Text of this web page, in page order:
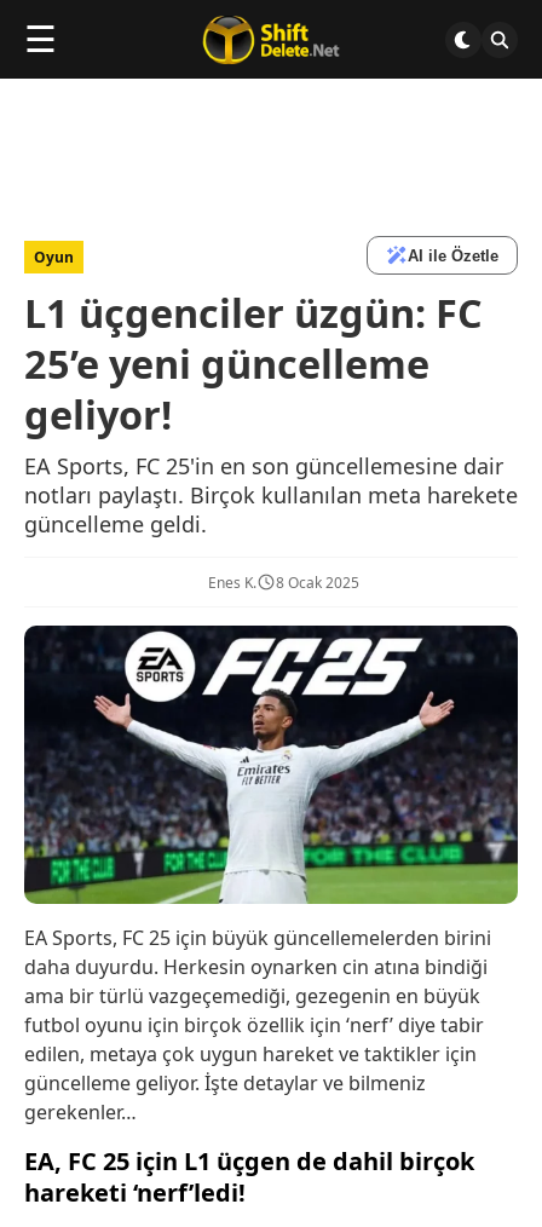
☰
Oyun AI ile Özetle
L1 üçgenciler üzgün: FC
25’e yeni güncelleme
geliyor!
EA Sports, FC 25'in en son güncellemesine dair
notları paylaştı. Birçok kullanılan meta harekete
güncelleme geldi.
Enes K. 8 Ocak 2025
EA Sports, FC 25 için büyük güncellemelerden birini
daha duyurdu. Herkesin oynarken cin atına bindiği
ama bir türlü vazgeçemediği, gezegenin en büyük
futbol oyunu için birçok özellik için ‘nerf’ diye tabir
edilen, metaya çok uygun hareket ve taktikler için
güncelleme geliyor. İşte detaylar ve bilmeniz
gerekenler…
EA, FC 25 için L1 üçgen de dahil birçok
hareketi ‘nerf’ledi!